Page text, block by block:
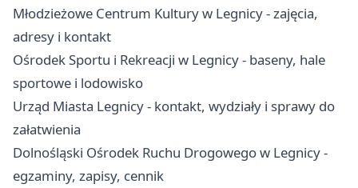
Młodzieżowe Centrum Kultury w Legnicy - zajęcia,
adresy i kontakt
Ośrodek Sportu i Rekreacji w Legnicy - baseny, hale
sportowe i lodowisko
Urząd Miasta Legnicy - kontakt, wydziały i sprawy do
załatwienia
Dolnośląski Ośrodek Ruchu Drogowego w Legnicy -
egzaminy, zapisy, cennik